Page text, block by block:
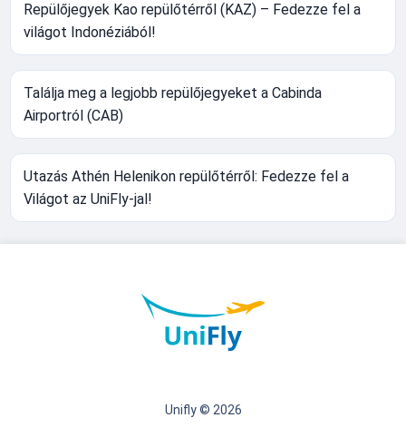
Repülőjegyek Kao repülőtérről (KAZ) – Fedezze fel a
világot Indonéziából!
Találja meg a legjobb repülőjegyeket a Cabinda
Airportról (CAB)
Utazás Athén Helenikon repülőtérről: Fedezze fel a
Világot az UniFly-jal!
Unifly © 2026